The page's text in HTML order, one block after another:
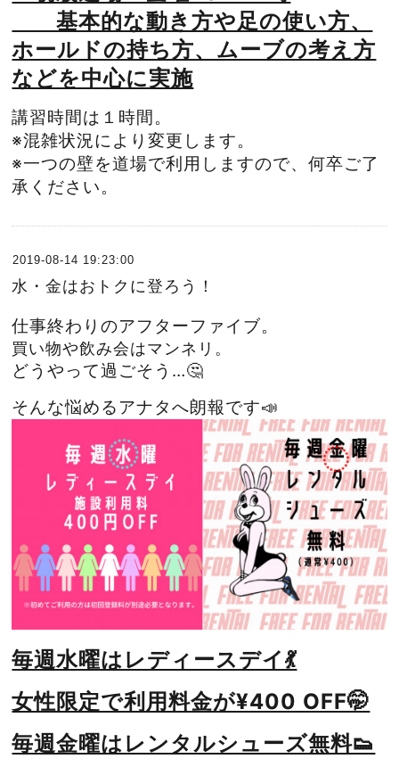
基本的な動き方や足の使い方、
ホールドの持ち方、ムーブの考え方
などを中心に実施
講習時間は１時間。
※混雑状況により変更します。
※一つの壁を道場で利用しますので、何卒ご了
承ください。
2019-08-14 19:23:00
水・金はおトクに登ろう！
仕事終わりのアフターファイブ。
買い物や飲み会はマンネリ。
どうやって過ごそう…🤔
そんな悩める アナタへ朗報です📣
毎週水曜はレディースデイ💃
女性限定で利用料金が¥400 OFF🤭
毎週金曜はレンタルシューズ無料👟